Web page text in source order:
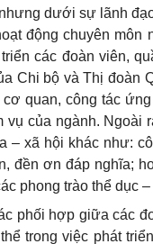
dưới sự lãnh
động chuyên
các đoàn viên,
Chi bộ và Thị đoàn
quan, công tác
của ngành.
– xã hội khác như:
đền ơn đáp nghĩa;
phong trào thể dục
phối hợp giữa các
trong việc phát